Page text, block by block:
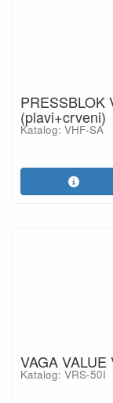
PRESSBLOK
(plavi+crveni)
Katalog: VHF-SA
VAGA
Katalog: VRS-50I